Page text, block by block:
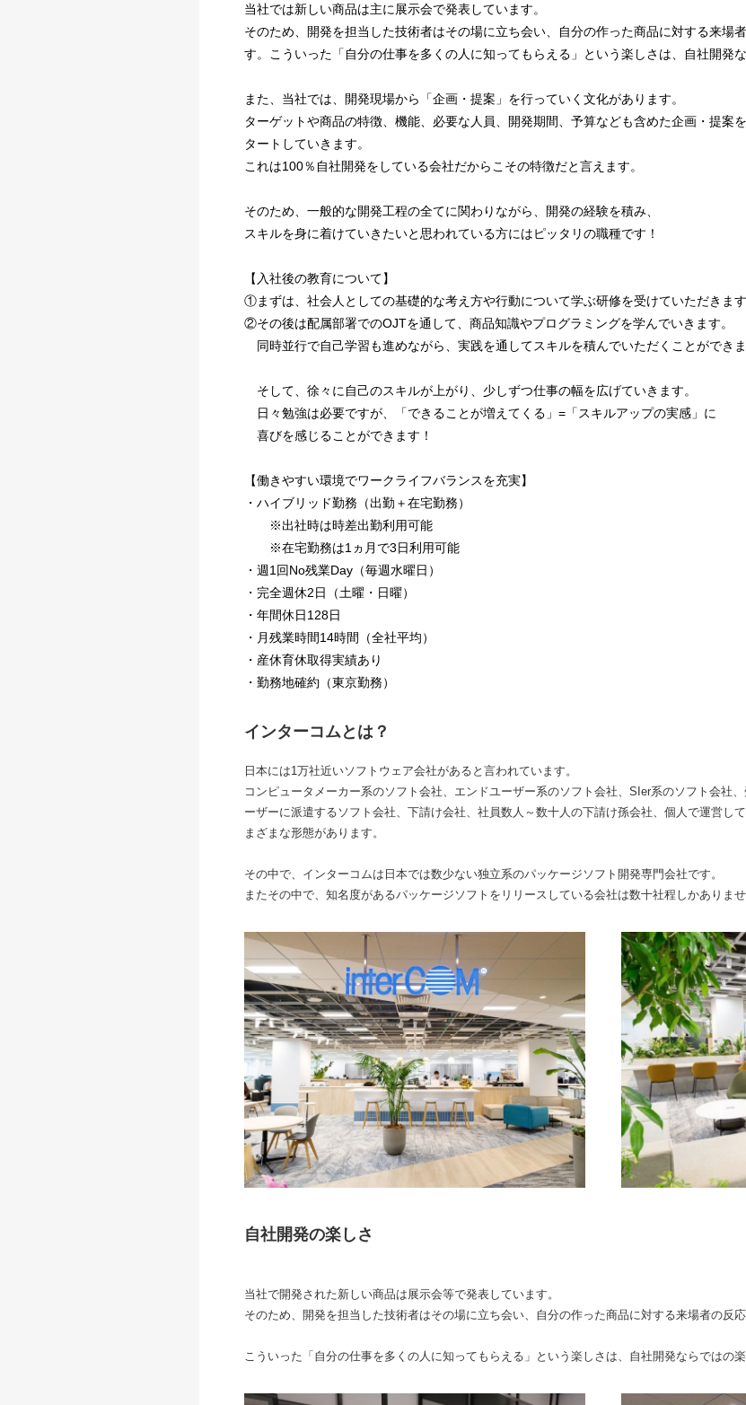
当社では新しい商品は主に展示会で発表しています。
そのため、開発を担当した技術者はその場に立ち会い、自分の作った商品に対する来場
す。こういった「自分の仕事を多くの人に知ってもらえる」という楽しさは、自社開発
また、当社では、開発現場から「企画・提案」を行っていく文化があります。
ターゲットや商品の特徴、機能、必要な人員、開発期間、予算なども含めた企画・提案
タートしていきます。
これは100％自社開発をしている会社だからこその特徴だと言えます。
そのため、一般的な開発工程の全てに関わりながら、開発の経験を積み、
スキルを身に着けていきたいと思われている方にはピッタリの職種です！
【入社後の教育について】
①まずは、社会人としての基礎的な考え方や行動について学ぶ研修を受けていただきます
②その後は配属部署でのOJTを通して、商品知識やプログラミングを学んでいきます。
同時並行で自己学習も進めながら、実践を通してスキルを積んでいただくことができま
そして、徐々に自己のスキルが上がり、少しずつ仕事の幅を広げていきます。
日々勉強は必要ですが、「できることが増えてくる」=「スキルアップの実感」に
喜びを感じることができます！
【働きやすい環境でワークライフバランスを充実】
・ハイブリッド勤務（出勤＋在宅勤務）
※出社時は時差出勤利用可能
※在宅勤務は1ヵ月で3日利用可能
・週1回No残業Day（毎週水曜日）
・完全週休2日（土曜・日曜）
・年間休日128日
・月残業時間14時間（全社平均）
・産休育休取得実績あり
・勤務地確約（東京勤務）
インターコムとは？
日本には1万社近いソフトウェア会社があると言われています。
コンピュータメーカー系のソフト会社、エンドユーザー系のソフト会社、SIer系のソフト会社
ーザーに派遣するソフト会社、下請け会社、社員数人～数十人の下請け孫会社、個人で運営し
まざまな形態があります。
その中で、インターコムは日本では数少ない独立系のパッケージソフト開発専門会社です。
またその中で、知名度があるパッケージソフトをリリースしている会社は数十社程しかありませ
自社開発の楽しさ
当社で開発された新しい商品は展示会等で発表しています。
そのため、開発を担当した技術者はその場に立ち会い、自分の作った商品に対する来場者の反
こういった「自分の仕事を多くの人に知ってもらえる」という楽しさは、自社開発ならではの楽